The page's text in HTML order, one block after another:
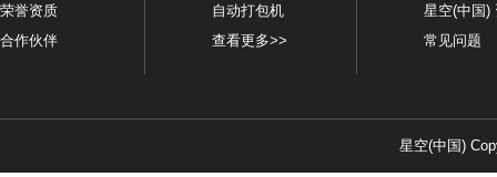
荣誉资质
合作伙伴
自动打包机
查看更多>>
星空(中国)
常见问题
星空(中国)